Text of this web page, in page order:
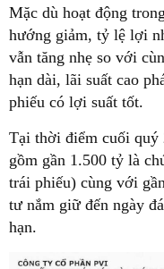
Mặc dù hoạt động
hướng giảm, tỷ lệ lợi
vẫn tăng nhẹ so với
hạn dài, lãi suất cao
phiếu có lợi suất tốt.
Tại thời điểm cuối quý
gồm gần 1.500 tỷ là
trái phiếu) cùng với
tư nắm giữ đến ngày
hạn.